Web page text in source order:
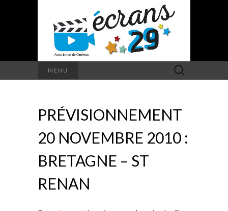
MENU Rechercher :
PRÉVISIONNEMENT
20 NOVEMBRE 2010 :
BRETAGNE – ST
RENAN